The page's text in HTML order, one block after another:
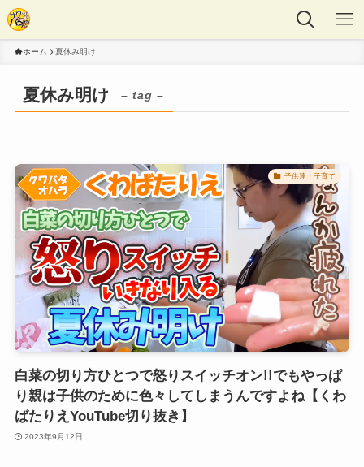
ホーム 夏休み明け
夏休み明け – tag –
子供達・子育て
白菜の切り方ひとつで怒りスイッチオン!!でもやっぱ
り親は子供のために色々してしまうんですよね【くわ
ばたりえYouTube切り抜き】
2023年9月12日